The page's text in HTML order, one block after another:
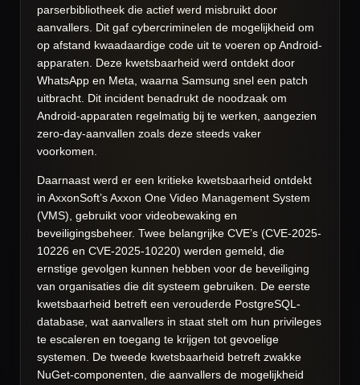
parserbibliotheek die actief werd misbruikt door
aanvallers. Dit gaf cybercriminelen de mogelijkheid om
op afstand kwaadaardige code uit te voeren op Android-
apparaten. Deze kwetsbaarheid werd ontdekt door
WhatsApp en Meta, waarna Samsung snel een patch
uitbracht. Dit incident benadrukt de noodzaak om
Android-apparaten regelmatig bij te werken, aangezien
zero-day-aanvallen zoals deze steeds vaker
voorkomen.
Daarnaast werd er een kritieke kwetsbaarheid ontdekt
in AxxonSoft’s Axxon One Video Management System
(VMS), gebruikt voor videobewaking en
beveiligingsbeheer. Twee belangrijke CVE’s (CVE-2025-
10226 en CVE-2025-10220) werden gemeld, die
ernstige gevolgen kunnen hebben voor de beveiliging
van organisaties die dit systeem gebruiken. De eerste
kwetsbaarheid betreft een verouderde PostgreSQL-
database, wat aanvallers in staat stelt om hun privileges
te escaleren en toegang te krijgen tot gevoelige
systemen. De tweede kwetsbaarheid betreft zwakke
NuGet-componenten, die aanvallers de mogelijkheid